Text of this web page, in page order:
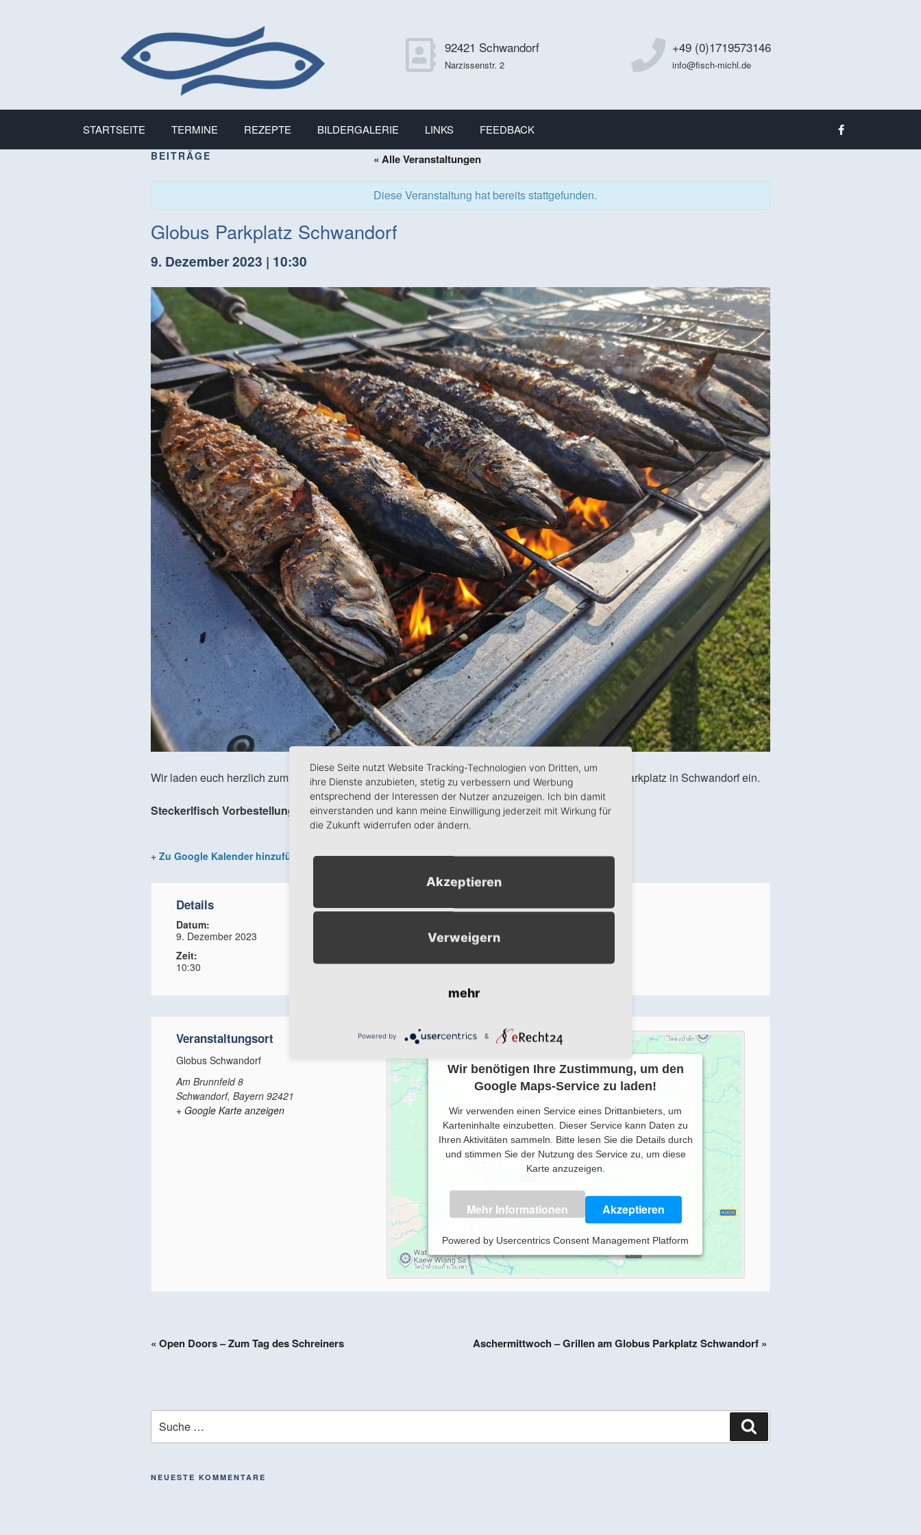
92421 Schwandorf
Narzissenstr. 2
+49 (0)1719573146
info@fisch-michl.de
STARTSEITE TERMINE REZEPTE BILDERGALERIE LINKS FEEDBACK
BEITRÄGE « Alle Veranstaltungen
Diese Veranstaltung hat bereits stattgefunden.
Globus Parkplatz Schwandorf
9. Dezember 2023 | 10:30
Wir laden euch herzlich zum Schlemmen unserer Steckerlfische vom Holzkohlegrill beim Globus Parkplatz in Schwandorf ein.
Steckerlfisch Vorbestellung unter 0171 9573146
+ Zu Google Kalender hinzufügen + Exportiere iCal
Details
Datum:
9. Dezember 2023
Zeit:
10:30
Veranstalter
Veranstaltungsort
Globus Schwandorf
Am Brunnfeld 8
Schwandorf, Bayern 92421
+ Google Karte anzeigen
Wir benötigen Ihre Zustimmung, um den
Google Maps-Service zu laden!
Wir verwenden einen Service eines Drittanbieters, um
Karteninhalte einzubetten. Dieser Service kann Daten zu
Ihren Aktivitäten sammeln. Bitte lesen Sie die Details durch
und stimmen Sie der Nutzung des Service zu, um diese
Karte anzuzeigen.
Mehr Informationen Akzeptieren
Powered by Usercentrics Consent Management Platform
« Open Doors – Zum Tag des Schreiners Aschermittwoch – Grillen am Globus Parkplatz Schwandorf »
NEUESTE KOMMENTARE
Diese Seite nutzt Website Tracking-Technologien von Dritten, um
ihre Dienste anzubieten, stetig zu verbessern und Werbung
entsprechend der Interessen der Nutzer anzuzeigen. Ich bin damit
einverstanden und kann meine Einwilligung jederzeit mit Wirkung für
die Zukunft widerrufen oder ändern.
Akzeptieren
Verweigern
mehr
Powered by &